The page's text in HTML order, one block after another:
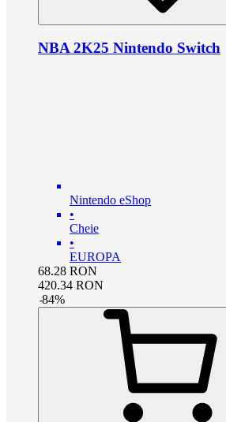
NBA 2K25 Nintendo Switch
Nintendo eShop
•
Cheie
•
EUROPA
68.28 RON
420.34 RON
-84%